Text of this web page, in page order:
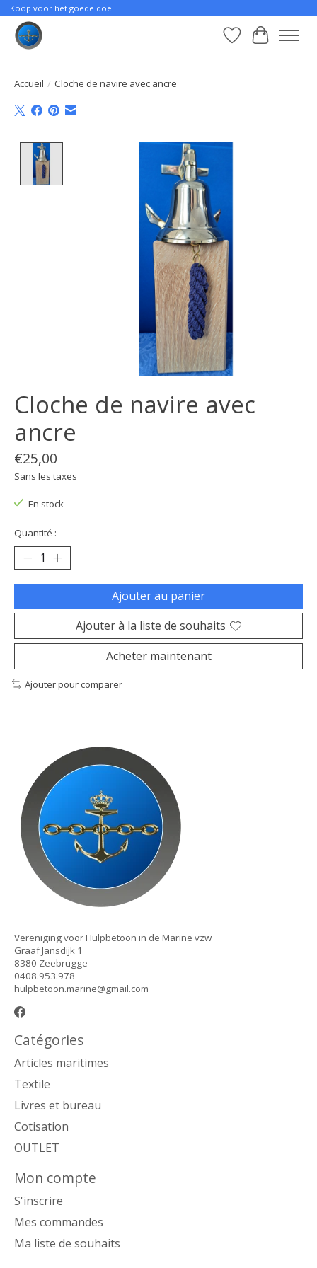
Koop voor het goede doel
Liste dePanier
Accueil / Cloche de navire avec ancre
Product image slideshow Items
Cloche de navire avec
ancre
€25,00
Sans les taxes
En stock
Quantité :
Ajouter au panier
Ajouter à la liste de souhaits
Acheter maintenant
Ajouter pour comparer
Vereniging voor Hulpbetoon in de Marine vzw
Graaf Jansdijk 1
8380 Zeebrugge
0408.953.978
hulpbetoon.marine@gmail.com
Catégories
Articles maritimes
Textile
Livres et bureau
Cotisation
OUTLET
Mon compte
S'inscrire
Mes commandes
Ma liste de souhaits